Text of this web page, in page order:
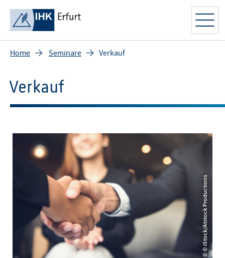
Home Seminare Verkauf
Verkauf
© © iStock/Atstock Productions